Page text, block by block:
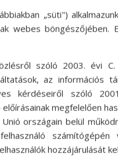
„süti")
webes böngészőjében.
szóló 2003. évi
az információs
kérdéseiről szóló
megfelelően
országain belül
számítógépén
hozzájárulását